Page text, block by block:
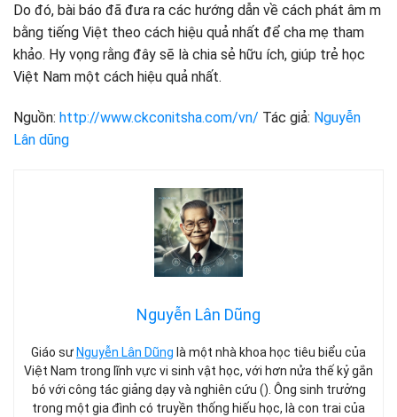
Do đó, bài báo đã đưa ra các hướng dẫn về cách phát âm m
bằng tiếng Việt theo cách hiệu quả nhất để cha mẹ tham
khảo. Hy vọng rằng đây sẽ là chia sẻ hữu ích, giúp trẻ học
Việt Nam một cách hiệu quả nhất.
Nguồn: http://www.ckconitsha.com/vn/ Tác giả: Nguyễn
Lân dũng
Nguyễn Lân Dũng
Giáo sư Nguyễn Lân Dũng là một nhà khoa học tiêu biểu của
Việt Nam trong lĩnh vực vi sinh vật học, với hơn nửa thế kỷ gắn
bó với công tác giảng dạy và nghiên cứu (). Ông sinh trưởng
trong một gia đình có truyền thống hiếu học, là con trai của